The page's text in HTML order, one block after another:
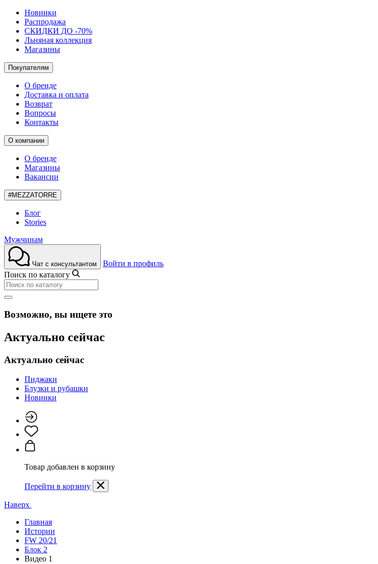
Новинки
Распродажа
СКИДКИ ДО -70%
Льняная коллекция
Магазины
Покупателям
О бренде
Доставка и оплата
Возврат
Вопросы
Контакты
О компании
О бренде
Магазины
Вакансии
#MEZZATORRE
Блог
Stories
Мужчинам
Чат с консультантом
Войти в профиль
Поиск по каталогу
Возможно, вы ищете это
Актуально сейчас
Актуально сейчас
Пиджаки
Блузки и рубашки
Новинки
Товар добавлен в корзину
Перейти в корзину
Наверх
Главная
Истории
FW 20/21
Блок 2
Видео 1